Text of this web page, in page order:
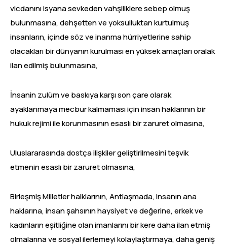
vicdanını isyana sevkeden vahşiliklere sebep olmuş
bulunmasına, dehşetten ve yoksulluktan kurtulmuş
insanların, içinde söz ve inanma hürriyetlerine sahip
olacakları bir dünyanın kurulması en yüksek amaçları oralak
ilan edilmiş bulunmasına,
İnsanin zulüm ve baskıya karşı son çare olarak
ayaklanmaya mecbur kalmaması için insan haklarının bir
hukuk rejimi ile korunmasının esaslı bir zaruret olmasına,
Uluslararasında dostça ilişkiler geliştirilmesini teşvik
etmenin esaslı bir zaruret olmasına,
Birleşmiş Milletler halklarının, Antlaşmada, insanın ana
haklarına, insan şahsının haysiyet ve değerine, erkek ve
kadınların eşitliğine olan imanlarını bir kere daha ilan etmiş
olmalarına ve sosyal ilerlemeyi kolaylaştırmaya, daha geniş